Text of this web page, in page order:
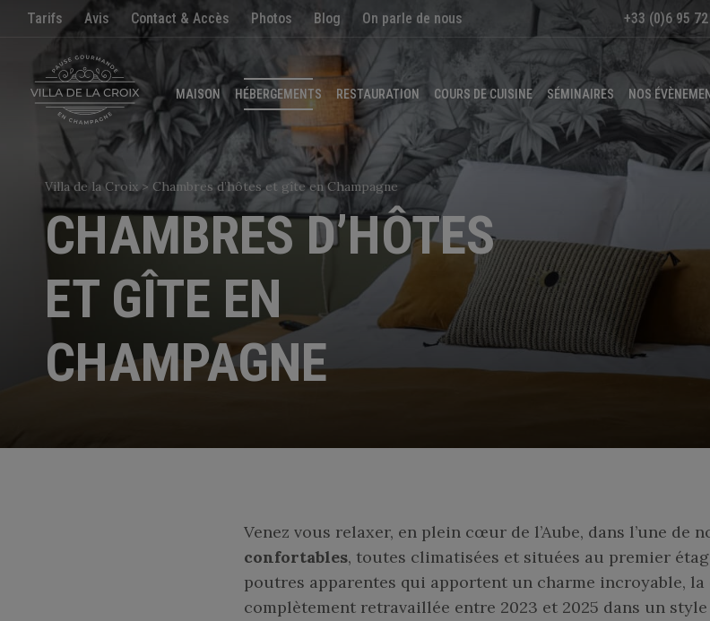
Tarifs Avis Contact & Accès Photos Blog On parle de nous +33 (0)6 95
MAISON HÉBERGEMENTS RESTAURATION COURS DE CUISINE SÉMINAIRES NOS
Villa de la Croix> Chambres d’hôtes et gîte en Champagne
CHAMBRES D’HÔTES
ET GÎTE EN
CHAMPAGNE
Venez vous relaxer, en plein cœur de l’Aube, dans l’une de
confortables, toutes climatisées et situées au premier
poutres apparentes qui apportent un charme incroyable,
complètement retravaillée entre 2023 et 2025 dans un
| FR
EMAIL
LA MAISON